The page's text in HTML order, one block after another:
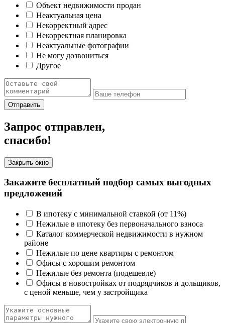
Объект недвижимости продан
Неактуальная цена
Некорректный адрес
Некорректная планировка
Неактуальные фотографии
Не могу дозвониться
Другое
Отправить
Запрос отправлен,
спасибо!
Закрыть окно
Закажите бесплатный подбор самых выгодных
предложений
В ипотеку с минимальной ставкой (от 11%)
Нежилые в ипотеку без первоначального взноса
Каталог коммерческой недвижимости в нужном
районе
Нежилые по цене квартиры с ремонтом
Офисы с хорошим ремонтом
Нежилые без ремонта (подешевле)
Офисы в новостройках от подрядчиков и дольщиков,
с ценой меньше, чем у застройщика